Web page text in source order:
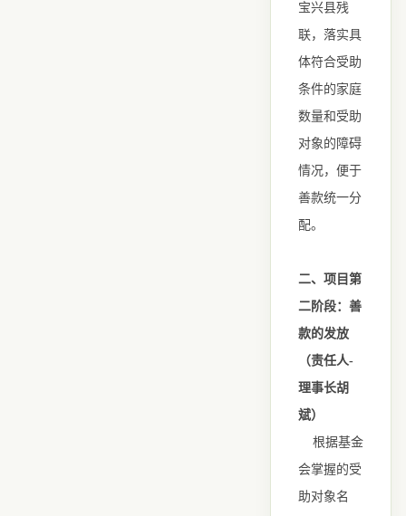
宝兴县残
联，落实具
体符合受助
条件的家庭
数量和受助
对象的障碍
情况，便于
善款统一分
配。
二、项目第
二阶段：善
款的发放
（责任人-
理事长胡
斌）
根据基金
会掌握的受
助对象名